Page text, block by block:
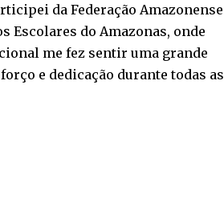
da Federação Amazonense
Escolares do Amazonas, onde
me fez sentir uma grande
e dedicação durante todas as